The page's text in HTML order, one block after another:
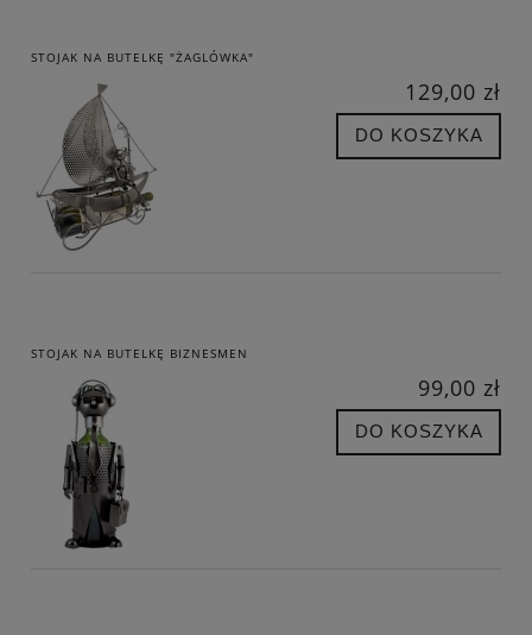
STOJAK NA BUTELKĘ "ŻAGLÓWKA"
129,00 zł
DO KOSZYKA
STOJAK NA BUTELKĘ BIZNESMEN
99,00 zł
DO KOSZYKA